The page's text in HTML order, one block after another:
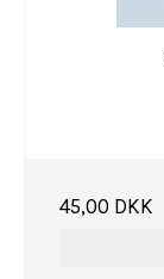
45,00 DKK